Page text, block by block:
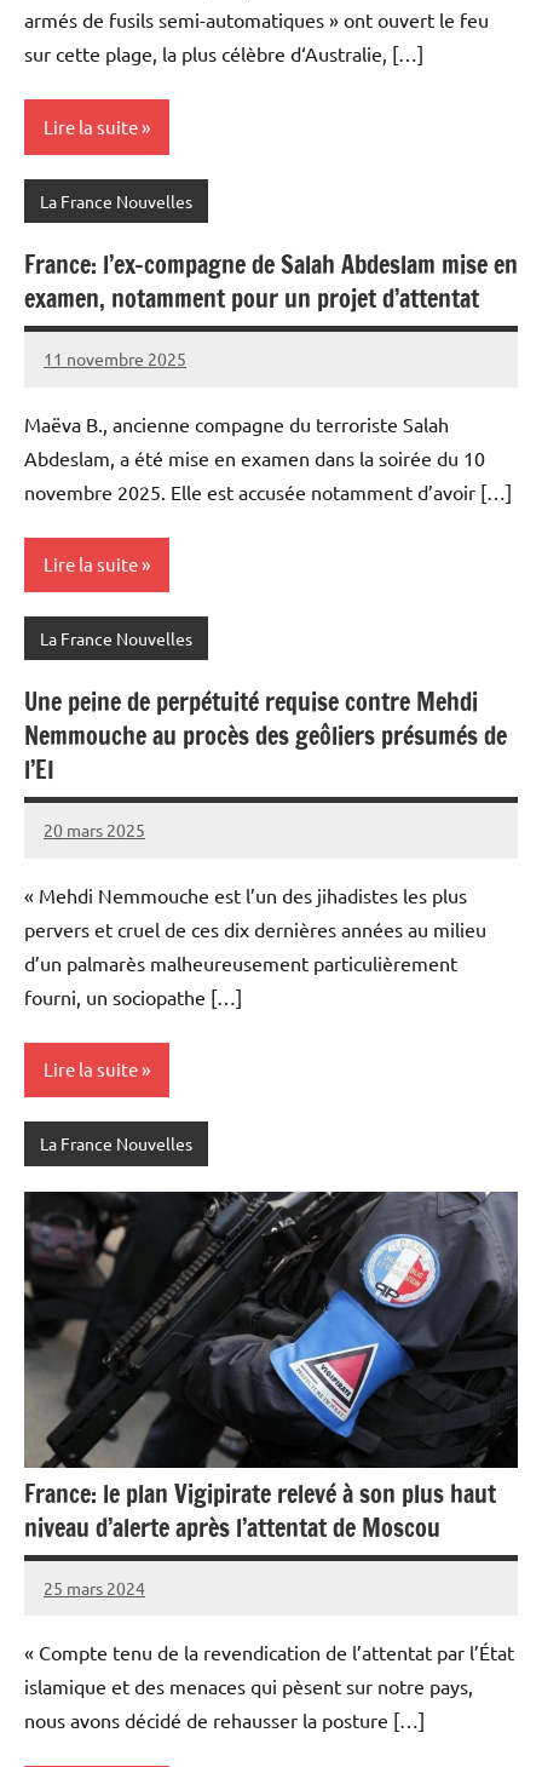
armés de fusils semi-automatiques » ont ouvert le feu
sur cette plage, la plus célèbre d‘Australie, […]
Lire la suite
La France Nouvelles
France: l’ex-compagne de Salah Abdeslam mise en
examen, notamment pour un projet d’attentat
11 novembre 2025
Admins
Maëva B., ancienne compagne du terroriste Salah
Abdeslam, a été mise en examen dans la soirée du 10
novembre 2025. Elle est accusée notamment d’avoir […]
Lire la suite
La France Nouvelles
Une peine de perpétuité requise contre Mehdi
Nemmouche au procès des geôliers présumés de
l’EI
20 mars 2025
Admins
« Mehdi Nemmouche est l’un des jihadistes les plus
pervers et cruel de ces dix dernières années au milieu
d’un palmarès malheureusement particulièrement
fourni, un sociopathe […]
Lire la suite
La France Nouvelles
France: le plan Vigipirate relevé à son plus haut
niveau d’alerte après l’attentat de Moscou
25 mars 2024
Admins
« Compte tenu de la revendication de l’attentat par l’État
islamique et des menaces qui pèsent sur notre pays,
nous avons décidé de rehausser la posture […]